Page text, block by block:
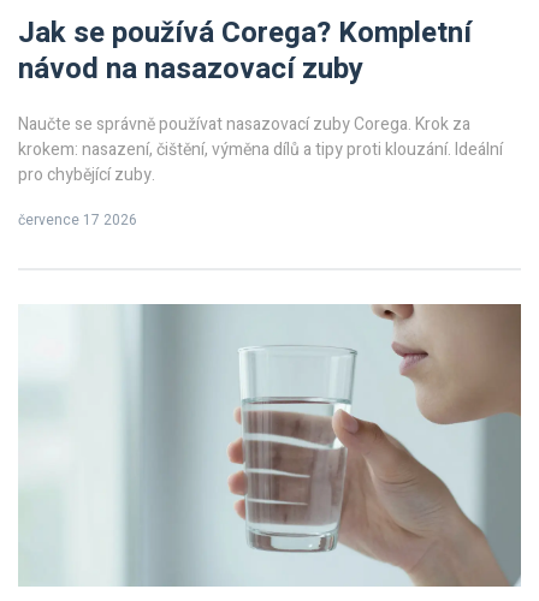
Jak se používá Corega? Kompletní
návod na nasazovací zuby
Naučte se správně používat nasazovací zuby Corega. Krok za
krokem: nasazení, čištění, výměna dílů a tipy proti klouzání. Ideální
pro chybějící zuby.
července 17 2026